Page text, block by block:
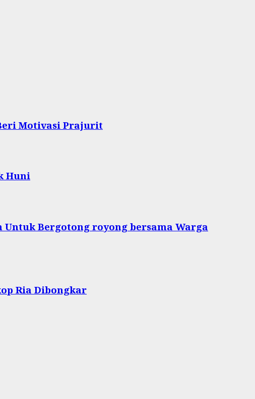
Motivasi Prajurit
Huni
Bergotong royong bersama Warga
Ria Dibongkar